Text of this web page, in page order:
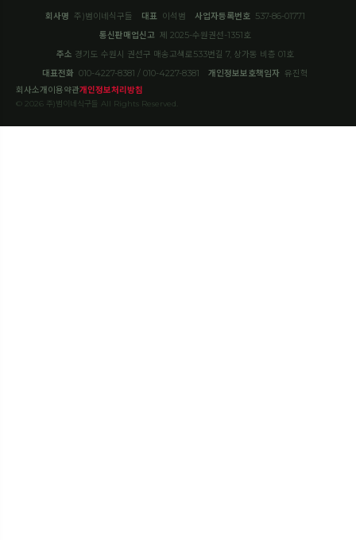
회사명 주)범이네식구들 대표 이석범 사업자등록번호 537-86-01771
통신판매업신고 제 2025-수원권선-1351호
주소 경기도 수원시 권선구 매송고색로533번길 7, 상가동 비층 01호
대표전화 010-4227-8381 / 010-4227-8381 개인정보보호책임자 유진혁
회사소개 이용약관개인정보처리방침
© 2026 주)범이네식구들 All Rights Reserved.